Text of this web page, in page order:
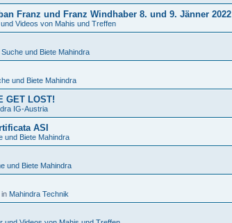
Franz und Franz Windhaber 8. und 9. Jänner 2022
und Videos von Mahis und Treffen
Suche und Biete Mahindra
und Biete Mahindra
GET LOST!
IG-Austria
ASI
und Biete Mahindra
und Biete Mahindra
in Mahindra Technik